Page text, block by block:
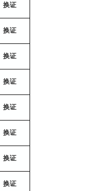
换证
换证
换证
换证
换证
换证
换证
换证